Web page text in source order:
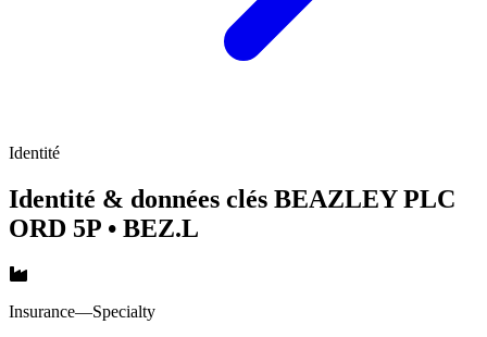
Identité
Identité & données clés BEAZLEY PLC
ORD 5P • BEZ.L
Insurance—Specialty